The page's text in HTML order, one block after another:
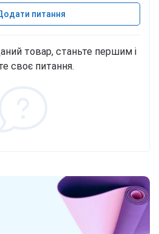
питання
товар, станьте першим і
своє питання.